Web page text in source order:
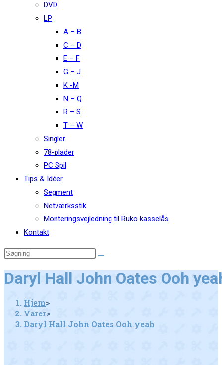
DVD
LP
A – B
C – D
E – F
G – J
K -M
N – Q
R – S
T – W
Singler
78-plader
PC Spil
Tips & Idéer
Segment
Netværksstik
Monteringsvejledning til Ruko kasselås
Kontakt
Daryl Hall John Oates Ooh
Hjem>
Varer>
Daryl Hall John Oates Ooh yeah